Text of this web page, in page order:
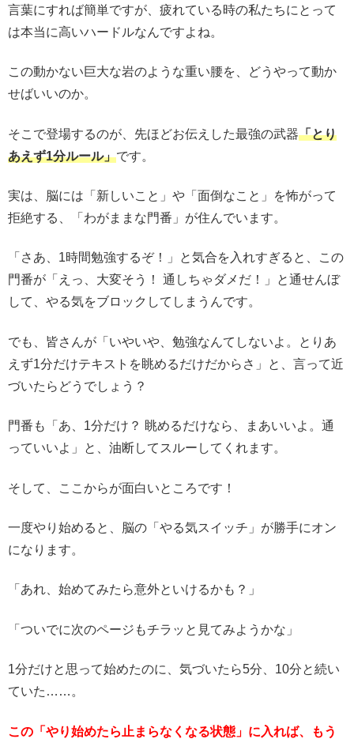
言葉にすれば簡単ですが、疲れている時の私たちにとって
は本当に高いハードルなんですよね。
この動かない巨大な岩のような重い腰を、どうやって動か
せばいいのか。
そこで登場するのが、先ほどお伝えした最強の武器「とり
あえず1分ルール」です。
実は、脳には「新しいこと」や「面倒なこと」を怖がって
拒絶する、「わがままな門番」が住んでいます。
「さあ、1時間勉強するぞ！」と気合を入れすぎると、この
門番が「えっ、大変そう！ 通しちゃダメだ！」と通せんぼ
して、やる気をブロックしてしまうんです。
でも、皆さんが「いやいや、勉強なんてしないよ。とりあ
えず1分だけテキストを眺めるだけだからさ」と、言って近
づいたらどうでしょう？
門番も「あ、1分だけ？ 眺めるだけなら、まあいいよ。通
っていいよ」と、油断してスルーしてくれます。
そして、ここからが面白いところです！
一度やり始めると、脳の「やる気スイッチ」が勝手にオン
になります。
「あれ、始めてみたら意外といけるかも？」
「ついでに次のページもチラッと見てみようかな」
1分だけと思って始めたのに、気づいたら5分、10分と続い
ていた……。
この「やり始めたら止まらなくなる状態」に入れば、もう